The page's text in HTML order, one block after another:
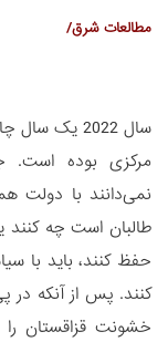
مطالعات شرق/
سال 2022
مرکزی بوده است.
نمی‌دانند با دولت
طالبان است چه کنند
حفظ کنند، باید با
خشونت قزاقستان را